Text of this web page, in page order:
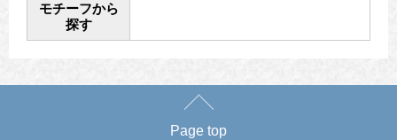
モチーフから
探す
Page top